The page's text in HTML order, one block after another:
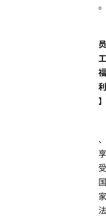
。
员
工
福
利
】
、
享
受
国
家
法